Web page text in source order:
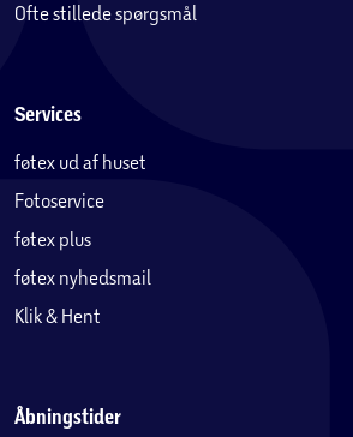
Ofte stillede spørgsmål
Services
føtex ud af huset
Fotoservice
føtex plus
føtex nyhedsmail
Klik & Hent
Åbningstider